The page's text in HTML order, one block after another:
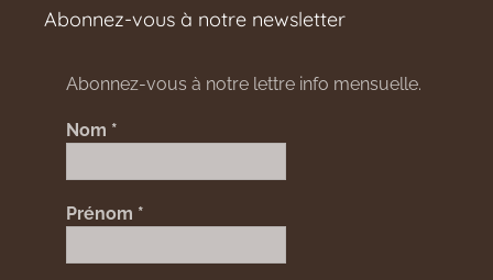
Abonnez-vous à notre newsletter
Abonnez-vous à notre lettre info mensuelle.
Nom *
Prénom *